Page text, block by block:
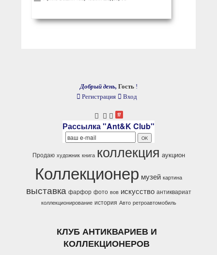
Добрый день, Гость !
Регистрация
Вход
Рассылка "Ant&K Club"
Продаю художник книга коллекция аукцион
Коллекционер музей картина
выставка фарфор фото вов искусство антиквариат
коллекционирование история Авто ретроавтомобиль
КЛУБ АНТИКВАРИЕВ И
КОЛЛЕКЦИОНЕРОВ